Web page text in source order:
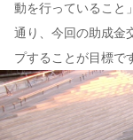
動を行っていること
通り、今回の助成金
プすることが目標で